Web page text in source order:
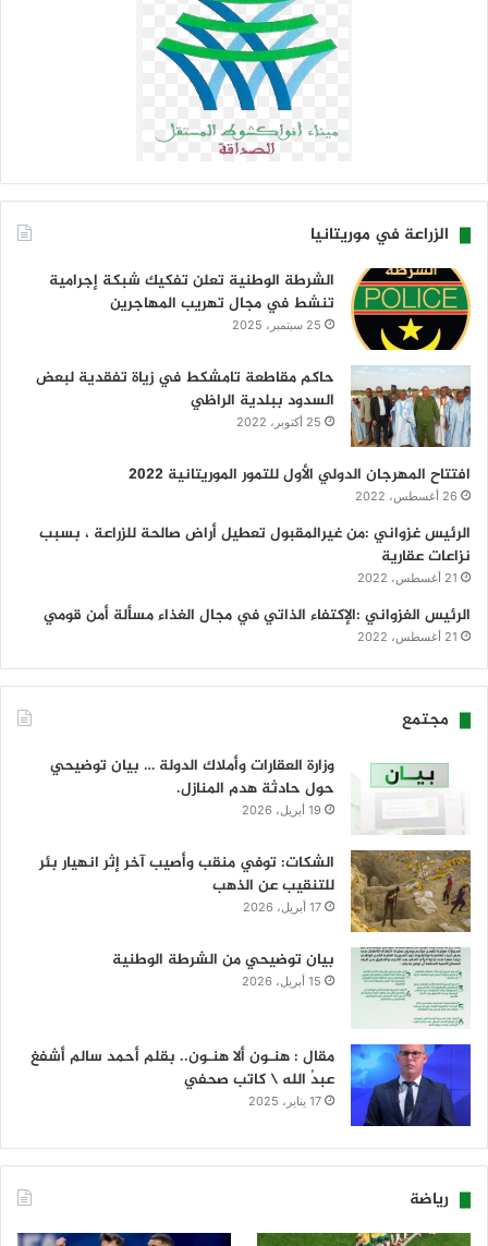
الزراعة في موريتانيا
الشرطة الوطنية تعلن تفكيك شبكة إجرامية
تنشط في مجال تهريب المهاجرين
25 سبتمبر، 2025
حاكم مقاطعة تامشكط في زياة تفقدية لبعض
السدود ببلدية الراظي
25 أكتوبر، 2022
افتتاح المهرجان الدولي الأول للتمور الموريتانية 2022
26 أغسطس، 2022
الرئيس غزواني :من غيرالمقبول تعطيل أراض صالحة للزراعة ، بسبب
نزاعات عقارية
21 أغسطس، 2022
الرئيس الغزواني :الإكتفاء الذاتي في مجال الغذاء مسألة أمن قومي
21 أغسطس، 2022
مجتمع
وزارة العقارات وأملاك الدولة … بيان توضيحي
حول حادثة هدم المنازل.
19 أبريل، 2026
الشكات: توفي منقب وأصيب آخر إثر انهيار بئر
للتنقيب عن الذهب
17 أبريل، 2026
بيان توضيحي من الشرطة الوطنية
15 أبريل، 2026
مقال : هنـون ألا هنـون.. بقلم أحمد سالم أشفغ
عبدُ الله \ كاتب صحفي
17 يناير، 2025
رياضة